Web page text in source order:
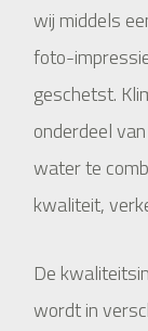
wij middels
foto-
geschetst.
onderdeel
water te
kwaliteit,
De
wordt in